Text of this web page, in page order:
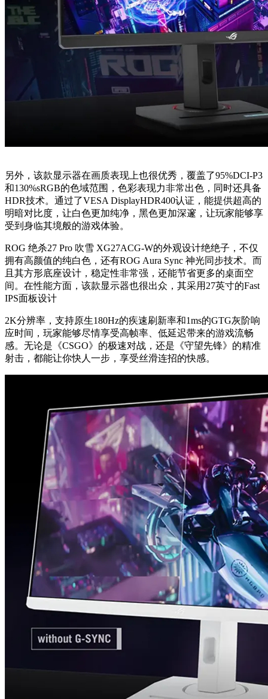
另外，该款显示器在画质表现上也很优秀，覆盖了95%DCI-P3
和130%sRGB的色域范围，色彩表现力非常出色，同时还具备
HDR技术。通过了VESA DisplayHDR400认证，能提供超高的
明暗对比度，让白色更加纯净，黑色更加深邃，让玩家能够享
受到身临其境般的游戏体验。
ROG 绝杀27 Pro 吹雪 XG27ACG-W的外观设计绝绝子，不仅
拥有高颜值的纯白色，还有ROG Aura Sync 神光同步技术。而
且其方形底座设计，稳定性非常强，还能节省更多的桌面空
间。在性能方面，该款显示器也很出众，其采用27英寸的Fast
IPS面板设计
2K分辨率，支持原生180Hz的疾速刷新率和1ms的GTG灰阶响
应时间，玩家能够尽情享受高帧率、低延迟带来的游戏流畅
感。无论是《CSGO》的极速对战，还是《守望先锋》的精准
射击，都能让你快人一步，享受丝滑连招的快感。